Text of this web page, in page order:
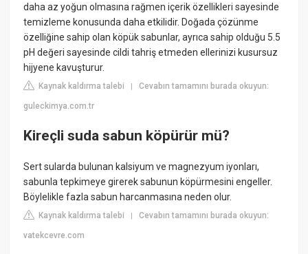
daha az yoğun olmasına rağmen içerik özellikleri sayesinde
temizleme konusunda daha etkilidir. Doğada çözünme
özelliğine sahip olan köpük sabunlar, ayrıca sahip olduğu 5.5
pH değeri sayesinde cildi tahriş etmeden ellerinizi kusursuz
hijyene kavuşturur.
Kaynak kaldırma talebi |Cevabın tamamını burada okuyun:
guleckimya.com.tr
Kireçli suda sabun köpürür mü?
Sert sularda bulunan kalsiyum ve magnezyum iyonları,
sabunla tepkimeye girerek sabunun köpürmesini engeller.
Böylelikle fazla sabun harcanmasına neden olur.
Kaynak kaldırma talebi |Cevabın tamamını burada okuyun:
vatekcevre.com